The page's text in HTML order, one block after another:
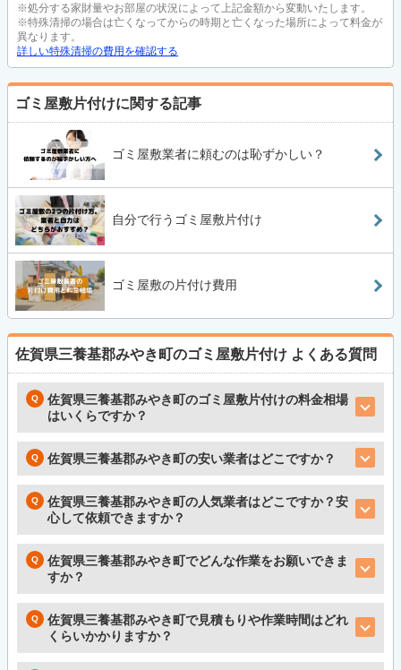
※処分する家財量やお部屋の状況によって上記金額から変動いたします。
※特殊清掃の場合は亡くなってからの時期と亡くなった場所によって料金が
異なります。
詳しい特殊清掃の費用を確認する
ゴミ屋敷片付けに関する記事
ゴミ屋敷業者に頼むのは恥ずかしい？
自分で行うゴミ屋敷片付け
ゴミ屋敷の片付け費用
佐賀県三養基郡みやき町のゴミ屋敷片付け よくある質問
佐賀県三養基郡みやき町のゴミ屋敷片付けの料金相場
はいくらですか？
佐賀県三養基郡みやき町の安い業者はどこですか？
佐賀県三養基郡みやき町の人気業者はどこですか？安
心して依頼できますか？
佐賀県三養基郡みやき町でどんな作業をお願いできま
すか？
佐賀県三養基郡みやき町で見積もりや作業時間はどれ
くらいかかりますか？